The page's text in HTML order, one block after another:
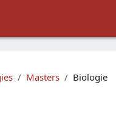
Masters Biologie